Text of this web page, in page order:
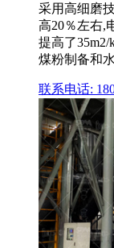
采用高细磨
高20％左右,
提高了35m2/
煤粉制备和
联系电话: